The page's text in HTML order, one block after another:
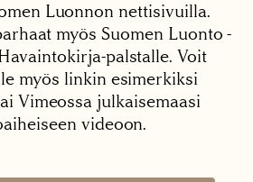
Luonnon nettisivuilla.
myös Suomen Luonto -
palstalle. Voit
myös linkin esimerkiksi
Vimeossa julkaisemaasi
videoon.